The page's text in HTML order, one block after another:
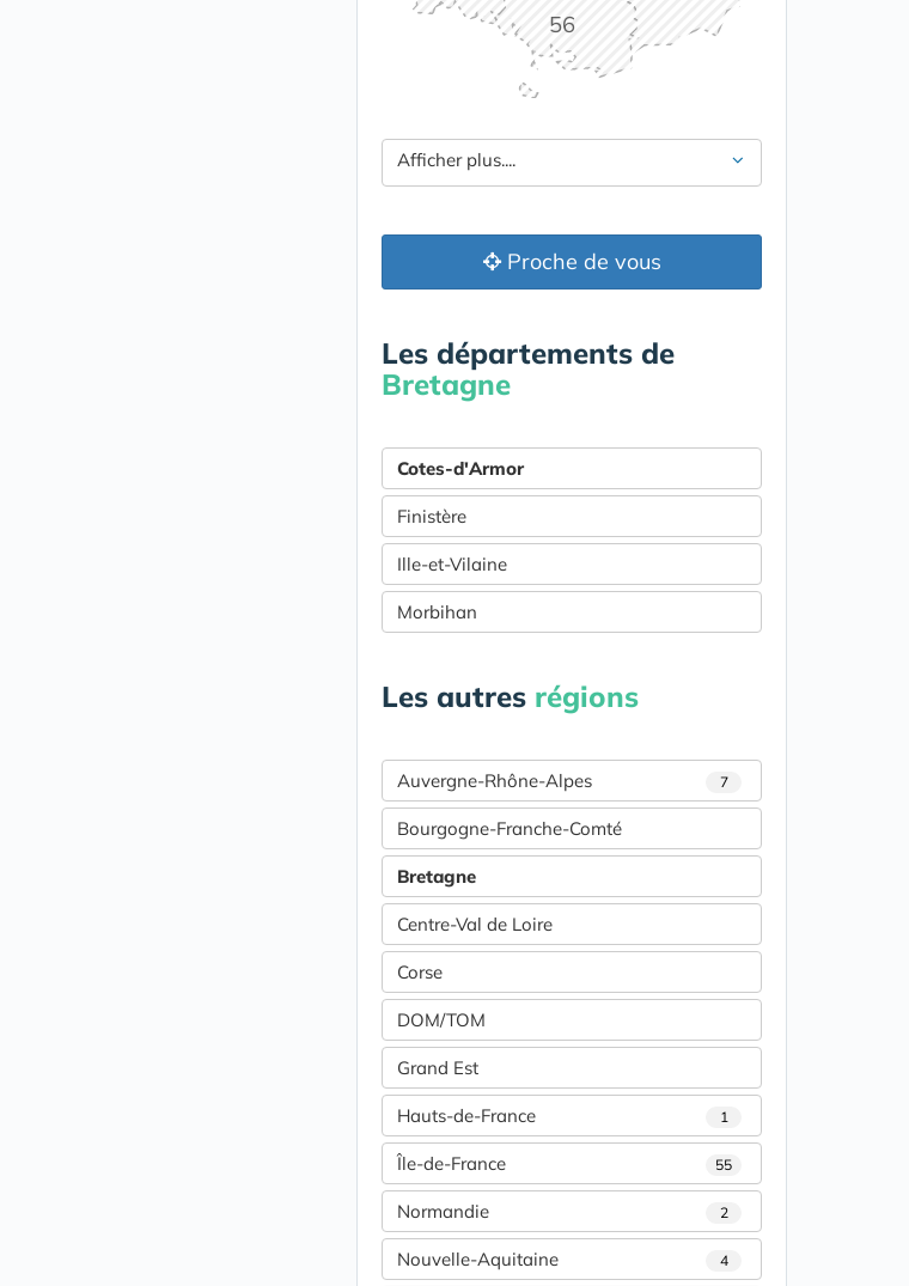
56
Afficher plus....
Proche de vous
Les départements de
Bretagne
Cotes-d'Armor
Finistère
Ille-et-Vilaine
Morbihan
Les autres régions
Auvergne-Rhône-Alpes 7
Bourgogne-Franche-Comté
Bretagne
Centre-Val de Loire
Corse
DOM/TOM
Grand Est
Hauts-de-France 1
Île-de-France 55
Normandie 2
Nouvelle-Aquitaine 4